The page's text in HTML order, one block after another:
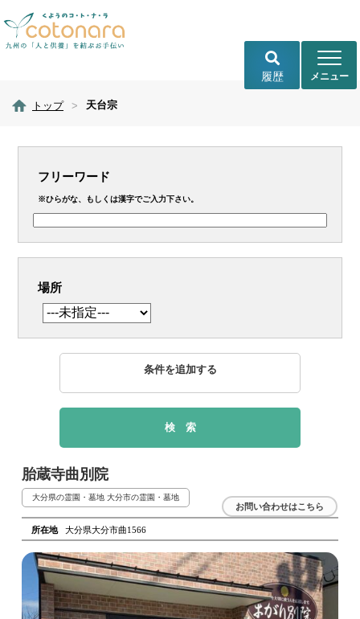
トップ > 天台宗
フリーワード
※ひらがな、もしくは漢字でご入力下さい。
場所
条件を追加する
胎蔵寺曲別院
大分県の霊園・墓地 大分市の霊園・墓地
所在地 大分県大分市曲1566
お問い合わせはこちら
履歴